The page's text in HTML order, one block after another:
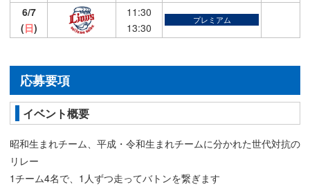
6/7
(日)
11:30
13:30
プレミアム
応募要項
イベント概要
昭和生まれチーム、平成・令和生まれチームに分かれた世代対抗の
リレー
1チーム4名で、1人ずつ走ってバトンを繋ぎます